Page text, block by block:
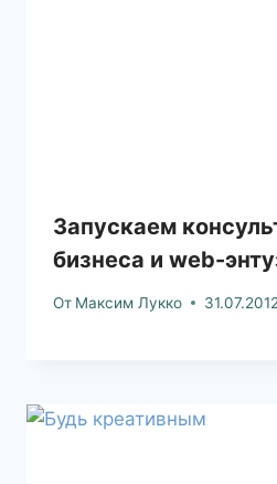
Запускаем
бизнеса и web-
От Максим Лукко 31.07.2012